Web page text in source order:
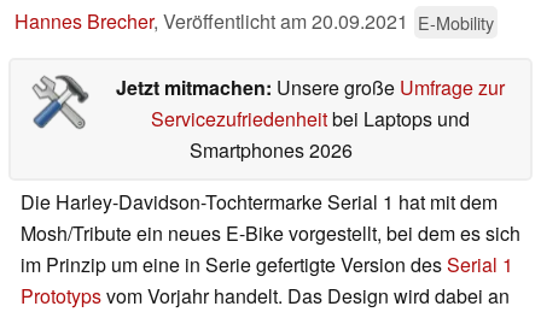
Hannes Brecher, Veröffentlicht am20.09.2021 E-Mobility
Jetzt mitmachen: Unsere große Umfrage zur
Servicezufriedenheitbei Laptops und
Smartphones 2026
Die Harley-Davidson-Tochtermarke Serial 1 hat mit dem
Mosh/Tribute ein neues E-Bike vorgestellt, bei dem es sich
im Prinzip um eine in Serie gefertigte Version desSerial 1
Prototypsvom Vorjahr handelt. Das Design wird dabei an